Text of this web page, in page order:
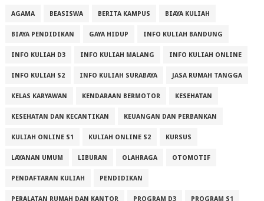
AGAMA BEASISWA BERITA KAMPUS BIAYA KULIAH
BIAYA PENDIDIKAN GAYA HIDUP INFO KULIAH BANDUNG
INFO KULIAH D3 INFO KULIAH MALANG INFO KULIAH ONLINE
INFO KULIAH S2 INFO KULIAH SURABAYA JASA RUMAH TANGGA
KELAS KARYAWAN KENDARAAN BERMOTOR KESEHATAN
KESEHATAN DAN KECANTIKAN KEUANGAN DAN PERBANKAN
KULIAH ONLINE S1 KULIAH ONLINE S2 KURSUS
LAYANAN UMUM LIBURAN OLAHRAGA OTOMOTIF
PENDAFTARAN KULIAH PENDIDIKAN
PERALATAN RUMAH DAN KANTOR PROGRAM D3 PROGRAM S1